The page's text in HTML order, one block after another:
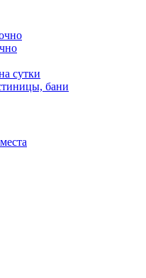
сутки
бани